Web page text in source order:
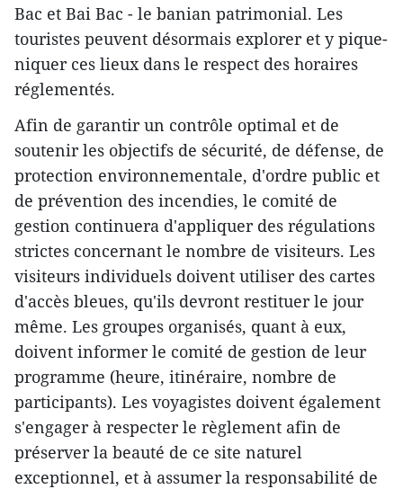
Bac et Bai Bac - le banian patrimonial. Les
touristes peuvent désormais explorer et y pique-
niquer ces lieux dans le respect des horaires
réglementés.
Afin de garantir un contrôle optimal et de
soutenir les objectifs de sécurité, de défense, de
protection environnementale, d'ordre public et
de prévention des incendies, le comité de
gestion continuera d'appliquer des régulations
strictes concernant le nombre de visiteurs. Les
visiteurs individuels doivent utiliser des cartes
d'accès bleues, qu'ils devront restituer le jour
même. Les groupes organisés, quant à eux,
doivent informer le comité de gestion de leur
programme (heure, itinéraire, nombre de
participants). Les voyagistes doivent également
s'engager à respecter le règlement afin de
préserver la beauté de ce site naturel
exceptionnel, et à assumer la responsabilité de